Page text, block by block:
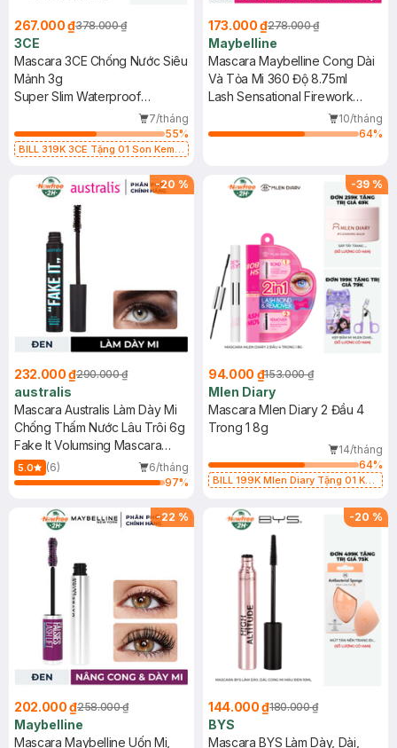
267.000 ₫378.000 ₫
3CE
Mascara 3CE Chống Nước Siêu
Mảnh 3g
Super Slim Waterproof
7/tháng
55%
BILL 319K 3CE Tặng 01 Son Kem
1.5g (SL có hạn)
173.000 ₫278.000 ₫
Maybelline
Mascara Maybelline Cong Dài
Và Tỏa Mi 360 Độ 8.75ml
Lash Sensational Firework
10/tháng
64%
-20 %
232.000 ₫290.000 ₫
australis
Mascara Australis Làm Dày Mi
Chống Thấm Nước Lâu Trôi 6g
Fake It Volumsing Mascara
Waterproof
5.0 (6)
6/tháng
97%
-39 %
94.000 ₫153.000 ₫
Mlen Diary
Mascara Mlen Diary 2 Đầu 4
Trong 1 8g
14/tháng
64%
BILL 199K Mlen Diary Tặng 01 Kẹp
-22 %
202.000 ₫258.000 ₫
Maybelline
Mascara Maybelline Uốn Mi,
-20 %
144.000 ₫180.000 ₫
BYS
Mascara BYS Làm Dày, Dài,